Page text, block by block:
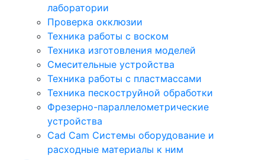
лаборатории
Проверка окклюзии
Техника работы с воском
Техника изготовления моделей
Смесительные устройства
Техника работы с пластмассами
Техника пескоструйной обработки
Фрезерно-параллелометрические
устройства
Cad Cam Системы оборудование и
расходные материалы к ним